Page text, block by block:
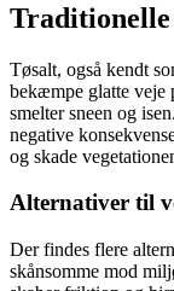
Tøsalt, også kendt
bekæmpe glatte veje
smelter sneen og
negative
og skade
Alternativer til
Der findes flere
skånsomme mod